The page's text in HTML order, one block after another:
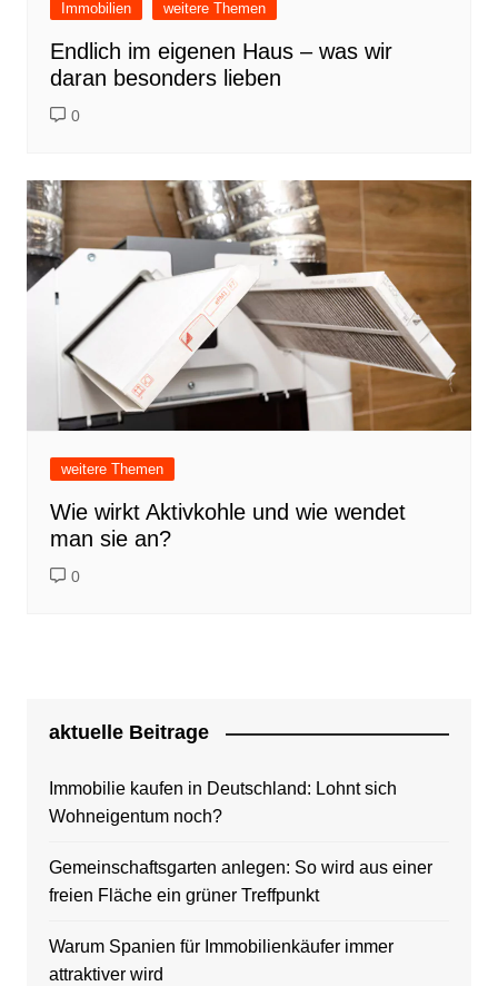
Immobilien weitere Themen
Endlich im eigenen Haus – was wir
daran besonders lieben
0
weitere Themen
Wie wirkt Aktivkohle und wie wendet
man sie an?
0
aktuelle Beitrage
Immobilie kaufen in Deutschland: Lohnt sich
Wohneigentum noch?
Gemeinschaftsgarten anlegen: So wird aus einer
freien Fläche ein grüner Treffpunkt
Warum Spanien für Immobilienkäufer immer
attraktiver wird